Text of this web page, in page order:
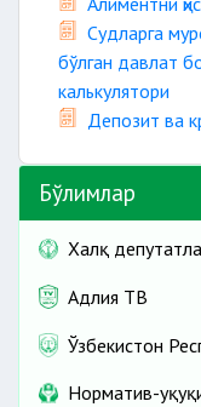
Судларга
бўлган давлат
калькулятори
Депозит ва
Бўлимлар
Халқ
Адлия ТВ
Ўзбекистон
Норматив-